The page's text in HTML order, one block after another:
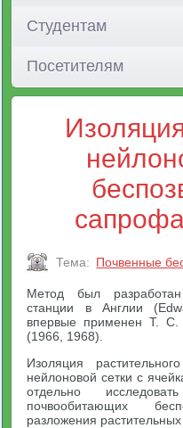
Студентам
Посетителям
Тема: Почвенные
Метод был
станции в Англии
впервые применен Т.
(1966, 1968).
Изоляция
нейлоновой сетки с
отдельно
почвообитающих
разложения растительных